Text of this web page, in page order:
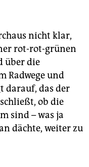
nicht klar,
rot-rot-grünen
über die
Radwege und
darauf, das der
ob die
sind – was ja
dächte, weiter zu